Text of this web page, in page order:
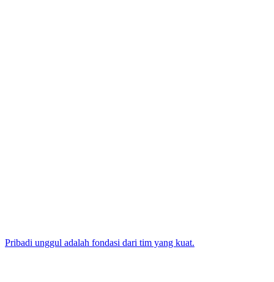
Pribadi unggul adalah fondasi dari tim yang kuat.